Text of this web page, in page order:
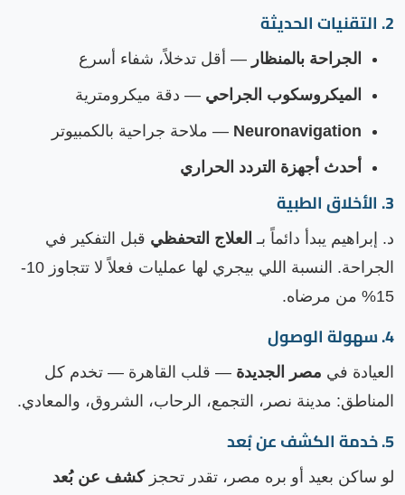
2. التقنيات الحديثة
الجراحة بالمنظار — أقل تدخلاً، شفاء أسرع
الميكروسكوب الجراحي — دقة ميكرومترية
Neuronavigation — ملاحة جراحية بالكمبيوتر
أحدث أجهزة التردد الحراري
3. الأخلاق الطبية
د. إبراهيم يبدأ دائماً بـ العلاج التحفظي قبل التفكير في
الجراحة. النسبة اللي بيجري لها عمليات فعلاً لا تتجاوز 10-
15% من مرضاه.
4. سهولة الوصول
العيادة في مصر الجديدة — قلب القاهرة — تخدم كل
المناطق: مدينة نصر، التجمع، الرحاب، الشروق، والمعادي.
5. خدمة الكشف عن بُعد
لو ساكن بعيد أو بره مصر، تقدر تحجزكشف عن بُعد